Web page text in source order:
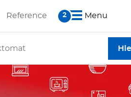
Reference Menu